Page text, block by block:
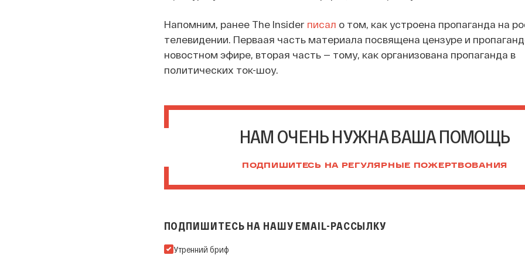
Напомним, ранее The Insider писал о том, как устроена пропаганда на
телевидении. Перваая часть материала посвящена цензуре и
новостном эфире, вторая часть — тому, как организована пропаганда в
политических ток-шоу.
НАМ ОЧЕНЬ НУЖНА ВАША ПОМОЩЬ
ПОДПИШИТЕСЬ НА РЕГУЛЯРНЫЕ ПОЖЕРТВОВАНИЯ
ПОДПИШИТЕСЬ НА НАШУ EMAIL-РАССЫЛКУ
Подпишитесь на нашу Email-рассылку
Утренний бриф